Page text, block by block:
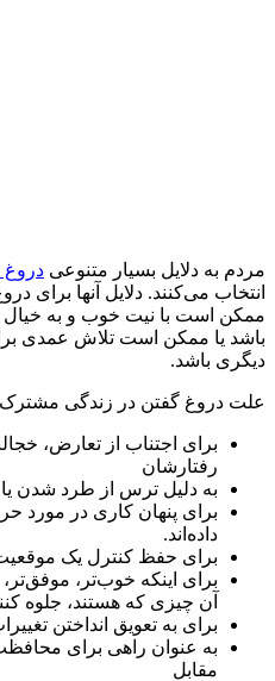
مردم به دلایل بسیار متنوعی
انتخاب می‌کنند. دلایل آنها برای
ممکن است با نیت خوب و به خیال
باشد یا ممکن است تلاش عمدی
دیگری باشد.
علت دروغ گفتن در زندگی
برای اجتناب از تعارض،
رفتارشان
به دلیل ترس از طرد شدن
برای پنهان کاری در مورد
داده‌اند.
برای حفظ کنترل یک
برای اینکه خوب‌تر، موفق‌تر،
آن چیزی که هستند، جلوه
برای به تعویق انداختن
به عنوان راهی برای
مقابل